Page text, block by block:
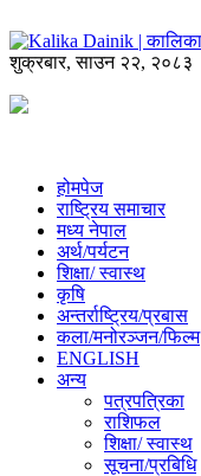
शुक्रबार,साउन २२, २०८३
होमपेज
राष्ट्रिय समाचार
मध्य नेपाल
अर्थ/पर्यटन
शिक्षा/ स्वास्थ
कृषि
अन्तर्राष्ट्रिय/प्रबास
कला/मनोरञ्जन/फिल्म
ENGLISH
अन्य
पत्रपत्रिका
राशिफल
शिक्षा/ स्वास्थ
सूचना/प्रबिधि